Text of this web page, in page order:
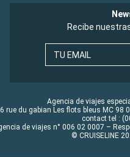
Recibe
TU EMAIL
Agencia de viajes
rue du gabian Les flots bleus MC 98
contact tel :
de viajes n° 006 02 0007 –
© CRUISELINE